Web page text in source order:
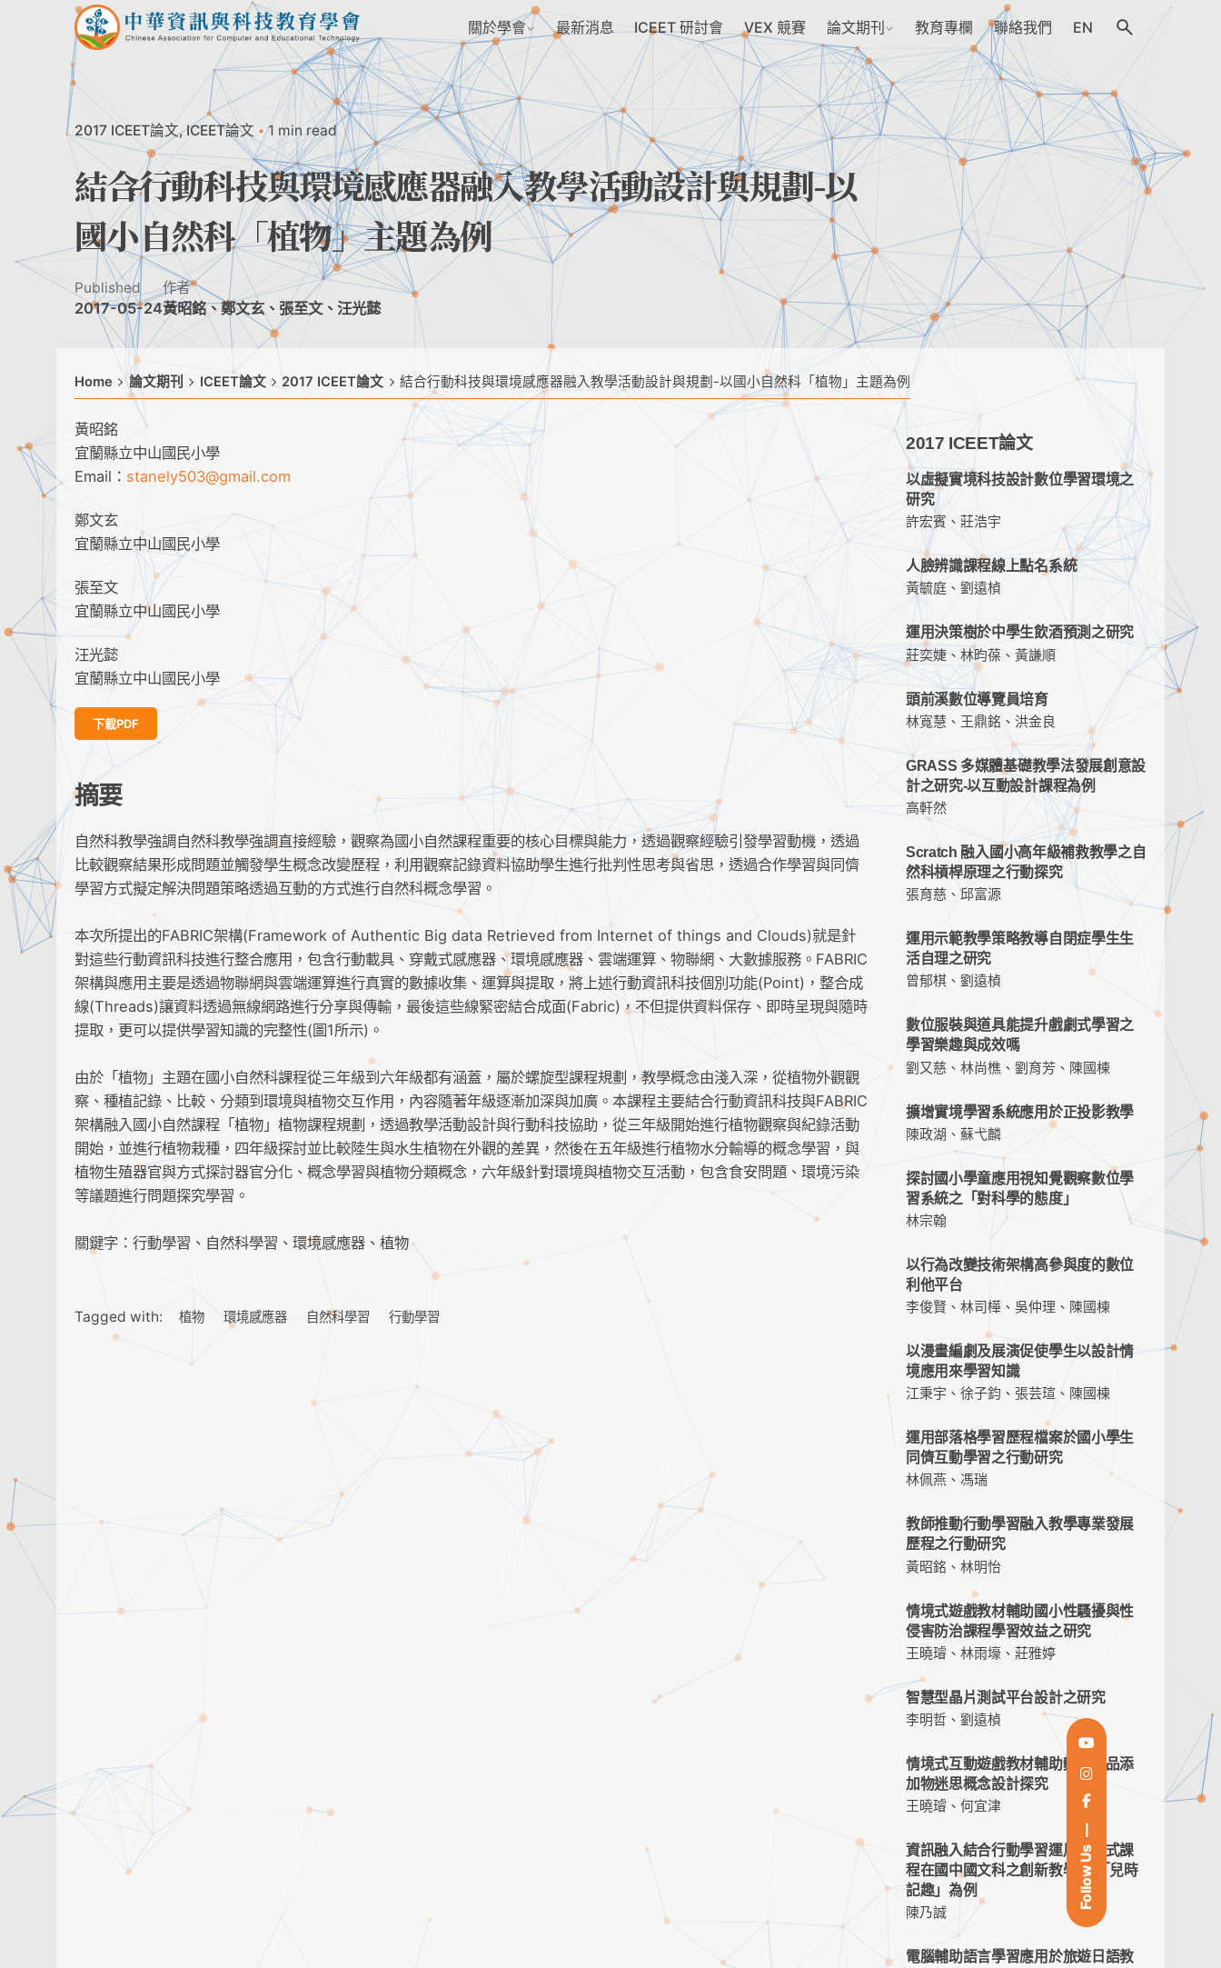
Follow Us
關於學會 最新消息 ICEET 研討會 VEX 競賽 論文期刊 教育專欄 聯絡我們 EN
2017 ICEET論文 ICEET論文 1 min read
結合行動科技與環境感應器融入教學活動設計與規劃-以
國小自然科「植物」主題為例
Published
2017-05-24
作者
黃昭銘、鄭文玄、張至文、汪光懿
Home 論文期刊 ICEET論文 2017 ICEET論文 結合行動科技與環境感應器融入教學活動設計與規劃-以國小自然科「植物」主題為例
黃昭銘
宜蘭縣立中山國民小學
Email： stanely503@gmail.com
鄭文玄
宜蘭縣立中山國民小學
張至文
宜蘭縣立中山國民小學
汪光懿
宜蘭縣立中山國民小學
下載PDF
摘要
自然科教學強調自然科教學強調直接經驗，觀察為國小自然課程重要的核心目標與能力，透過觀察經驗引發學習動機，透過
比較觀察結果形成問題並觸發學生概念改變歷程，利用觀察記錄資料協助學生進行批判性思考與省思，透過合作學習與同儕
學習方式擬定解決問題策略透過互動的方式進行自然科概念學習。
本次所提出的FABRIC架構(Framework of Authentic Big data Retrieved from Internet of things and Clouds)就是針
對這些行動資訊科技進行整合應用，包含行動載具、穿戴式感應器、環境感應器、雲端運算、物聯網、大數據服務。FABRIC
架構與應用主要是透過物聯網與雲端運算進行真實的數據收集、運算與提取，將上述行動資訊科技個別功能(Point)，整合成
線(Threads)讓資料透過無線網路進行分享與傳輸，最後這些線緊密結合成面(Fabric)，不但提供資料保存、即時呈現與隨時
提取，更可以提供學習知識的完整性(圖1所示)。
由於「植物」主題在國小自然科課程從三年級到六年級都有涵蓋，屬於螺旋型課程規劃，教學概念由淺入深，從植物外觀觀
察、種植記錄、比較、分類到環境與植物交互作用，內容隨著年級逐漸加深與加廣。本課程主要結合行動資訊科技與FABRIC
架構融入國小自然課程「植物」植物課程規劃，透過教學活動設計與行動科技協助，從三年級開始進行植物觀察與紀錄活動
開始，並進行植物栽種，四年級探討並比較陸生與水生植物在外觀的差異，然後在五年級進行植物水分輸導的概念學習，與
植物生殖器官與方式探討器官分化、概念學習與植物分類概念，六年級針對環境與植物交互活動，包含食安問題、環境污染
等議題進行問題探究學習。
關鍵字：行動學習、自然科學習、環境感應器、植物
Tagged with: 植物 環境感應器 自然科學習 行動學習
2017 ICEET論文
以虛擬實境科技設計數位學習環境之
研究
許宏賓、莊浩宇
人臉辨識課程線上點名系統
黃毓庭、劉遠楨
運用決策樹於中學生飲酒預測之研究
莊奕婕、林昀葆、黃謙順
頭前溪數位導覽員培育
林寬慧、王鼎銘、洪金良
GRASS 多媒體基礎教學法發展創意設
計之研究-以互動設計課程為例
高軒然
Scratch 融入國小高年級補救教學之自
然科槓桿原理之行動探究
張育慈、邱富源
運用示範教學策略教導自閉症學生生
活自理之研究
曾郁棋、劉遠楨
數位服裝與道具能提升戲劇式學習之
學習樂趣與成效嗎
劉又慈、林尚樵、劉育芳、陳國棟
擴增實境學習系統應用於正投影教學
陳政湖、蘇弋麟
探討國小學童應用視知覺觀察數位學
習系統之「對科學的態度」
林宗翰
以行為改變技術架構高參與度的數位
利他平台
李俊賢、林司樺、吳仲理、陳國棟
以漫畫編劇及展演促使學生以設計情
境應用來學習知識
江秉宇、徐子鈞、張芸瑄、陳國棟
運用部落格學習歷程檔案於國小學生
同儕互動學習之行動研究
林佩燕、馮瑞
教師推動行動學習融入教學專業發展
歷程之行動研究
黃昭銘、林明怡
情境式遊戲教材輔助國小性騷擾與性
侵害防治課程學習效益之研究
王曉璿、林雨壕、莊雅婷
智慧型晶片測試平台設計之研究
李明哲、劉遠楨
情境式互動遊戲教材輔助麵包食品添
加物迷思概念設計探究
王曉璿、何宜津
資訊融入結合行動學習運用主題式課
程在國中國文科之創新教學-以「兒時
記趣」為例
陳乃誠
電腦輔助語言學習應用於旅遊日語教